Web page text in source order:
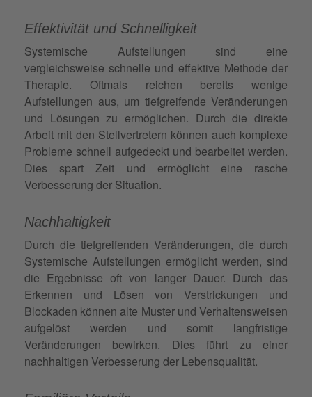
Effektivität und Schnelligkeit
Systemische Aufstellungen sind eine
vergleichsweise schnelle und effektive Methode der
Therapie. Oftmals reichen bereits wenige
Aufstellungen aus, um tiefgreifende Veränderungen
und Lösungen zu ermöglichen. Durch die direkte
Arbeit mit den Stellvertretern können auch komplexe
Probleme schnell aufgedeckt und bearbeitet werden.
Dies spart Zeit und ermöglicht eine rasche
Verbesserung der Situation.
Nachhaltigkeit
Durch die tiefgreifenden Veränderungen, die durch
Systemische Aufstellungen ermöglicht werden, sind
die Ergebnisse oft von langer Dauer. Durch das
Erkennen und Lösen von Verstrickungen und
Blockaden können alte Muster und Verhaltensweisen
aufgelöst werden und somit langfristige
Veränderungen bewirken. Dies führt zu einer
nachhaltigen Verbesserung der Lebensqualität.